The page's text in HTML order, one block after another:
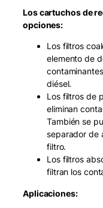
n
Los cartuchos de
opciones:
Los filtros
elemento de
diésel.
Los filtros de
eliminan
También se
separador de
filtro.
Los filtros
filtran los
Aplicaciones: